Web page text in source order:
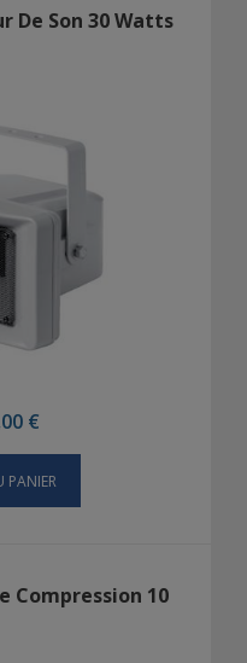
De Son 30 Watts
€
PANIER
Compression 10